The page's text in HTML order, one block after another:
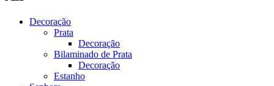
Decoração
Prata
Decoração
Bilaminado de Prata
Decoração
Estanho